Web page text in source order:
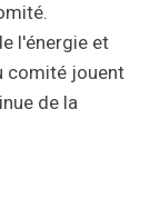
l'énergie et
comité jouent
de la